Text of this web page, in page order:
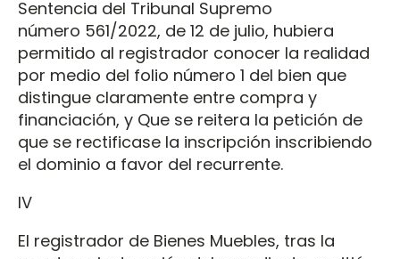
Sentencia del Tribunal Supremo
número 561/2022, de 12 de julio, hubiera
permitido al registrador conocer la realidad
por medio del folio número 1 del bien que
distingue claramente entre compra y
financiación, y Que se reitera la petición de
que se rectificase la inscripción inscribiendo
el dominio a favor del recurrente.
IV
El registrador de Bienes Muebles, tras la